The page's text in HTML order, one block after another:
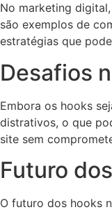
No marketing
são exemplos de
estratégias que
Desafios
Embora os hooks
distrativos, o que
site sem
Futuro
O futuro dos hooks